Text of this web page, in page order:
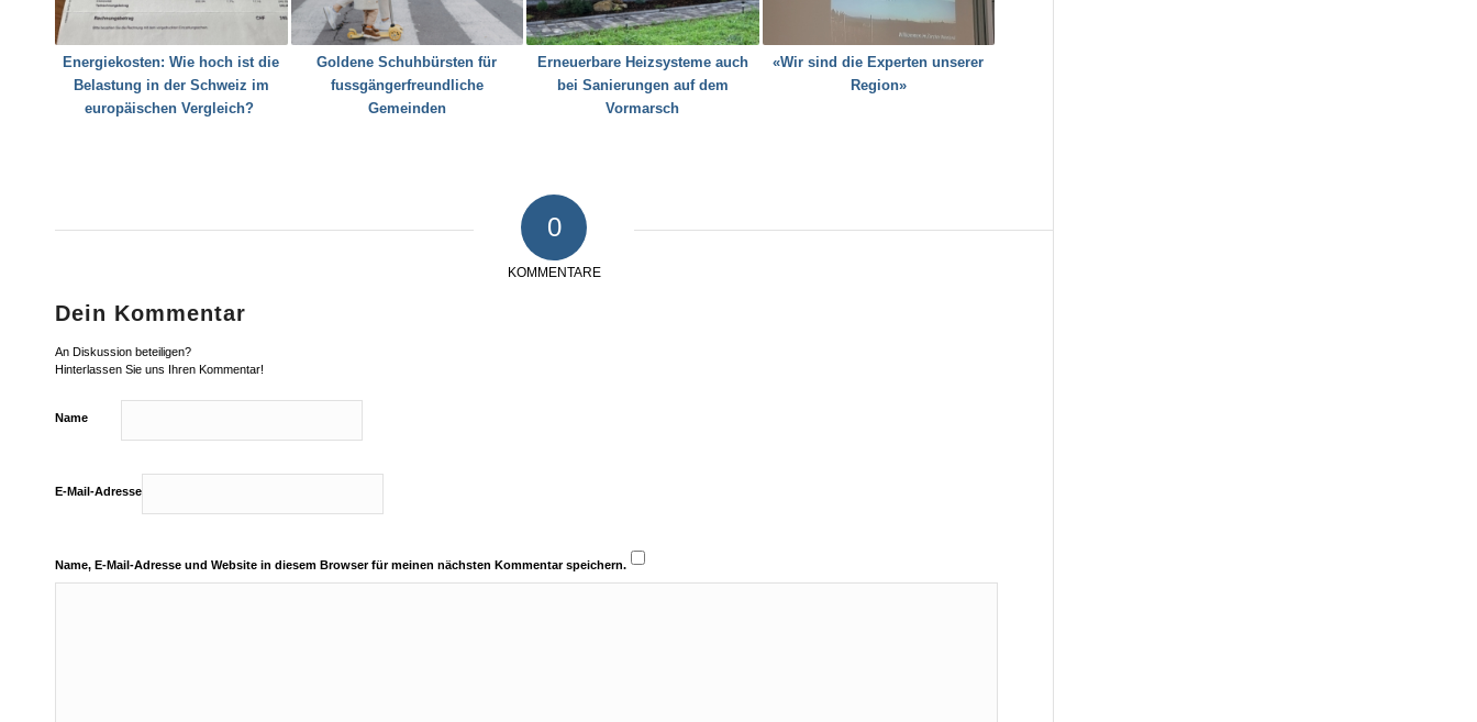
Energiekosten: Wie hoch ist die
Belastung in der Schweiz im
europäischen Vergleich?
Goldene Schuhbürsten für
fussgängerfreundliche
Gemeinden
Erneuerbare Heizsysteme auch
bei Sanierungen auf dem
Vormarsch
«Wir sind die Experten unserer
Region»
0
KOMMENTARE
Dein Kommentar
An Diskussion beteiligen?
Hinterlassen Sie uns Ihren Kommentar!
Name
E-Mail-Adresse
Name, E-Mail-Adresse und Website in diesem Browser für meinen nächsten Kommentar speichern.